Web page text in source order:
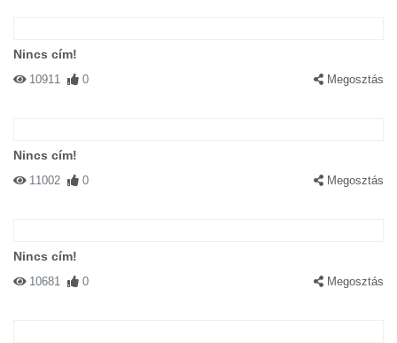
Nincs cím!
10911 0 Megosztás
Nincs cím!
11002 0 Megosztás
Nincs cím!
10681 0 Megosztás